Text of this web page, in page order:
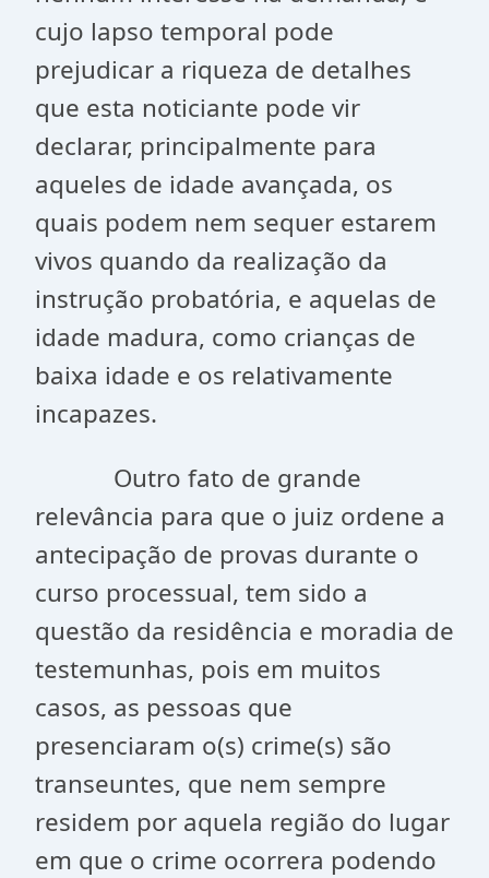
cujo lapso temporal pode
prejudicar a riqueza de detalhes
que esta noticiante pode vir
declarar, principalmente para
aqueles de idade avançada, os
quais podem nem sequer estarem
vivos quando da realização da
instrução probatória, e aquelas de
idade madura, como crianças de
baixa idade e os relativamente
incapazes.
Outro fato de grande
relevância para que o juiz ordene a
antecipação de provas durante o
curso processual, tem sido a
questão da residência e moradia de
testemunhas, pois em muitos
casos, as pessoas que
presenciaram o(s) crime(s) são
transeuntes, que nem sempre
residem por aquela região do lugar
em que o crime ocorrera podendo